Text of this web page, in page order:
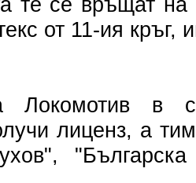
от 11-ия
Локомотив в
лиценз, а